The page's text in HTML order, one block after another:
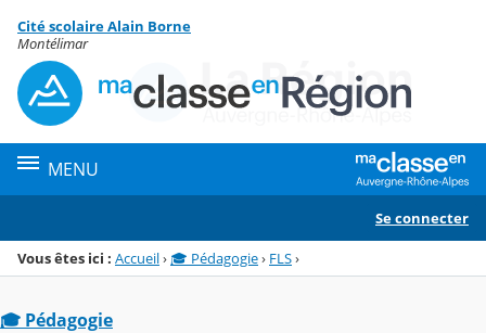
Menu de la rubrique
Contenu
Cité scolaire Alain Borne
Montélimar
MENU
Se connecter
Vous êtes ici : Accueil› 🎓 Pédagogie› FLS›
🎓 Pédagogie